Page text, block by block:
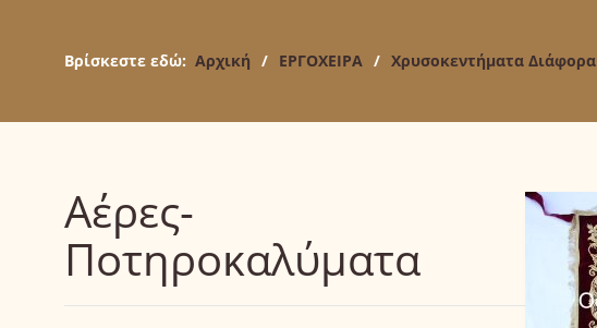
Βρίσκεστε εδώ: Αρχική / ΕΡΓΟΧΕΙΡΑ / Χρυσοκεντήματα Διάφορα
Αέρες-
Ποτηροκαλύματα